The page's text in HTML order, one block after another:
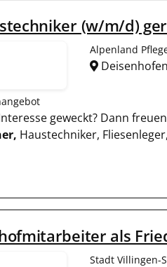
(w/m/d)
Alpenland
Deisenhofen
geweckt? Dann
Haustechniker,
als
Stadt Villingen-